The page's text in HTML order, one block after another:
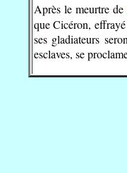
Après le meurtre de
que Cicéron,
ses gladiateurs
esclaves, se